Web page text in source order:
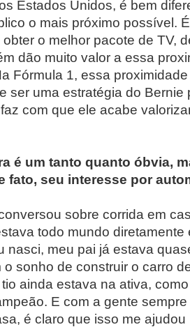
Estados Unidos, é bem
o mais próximo possível.
o melhor pacote de TV,
dão muito valor a essa
Fórmula 1, essa
ser uma estratégia do Bernie
com que ele acabe
é um tanto quanto óbvia,
fato, seu interesse por
sobre corrida em
todo mundo diretamente
nasci, meu pai já estava
o sonho de construir o carro
ainda estava na ativa,
E com a gente
é claro que isso me ajudou